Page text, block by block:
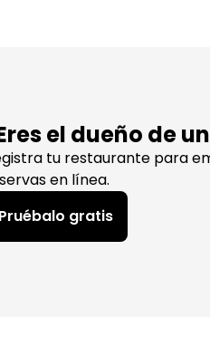
el dueño de
tu restaurante para
en línea.
Pruébalo gratis